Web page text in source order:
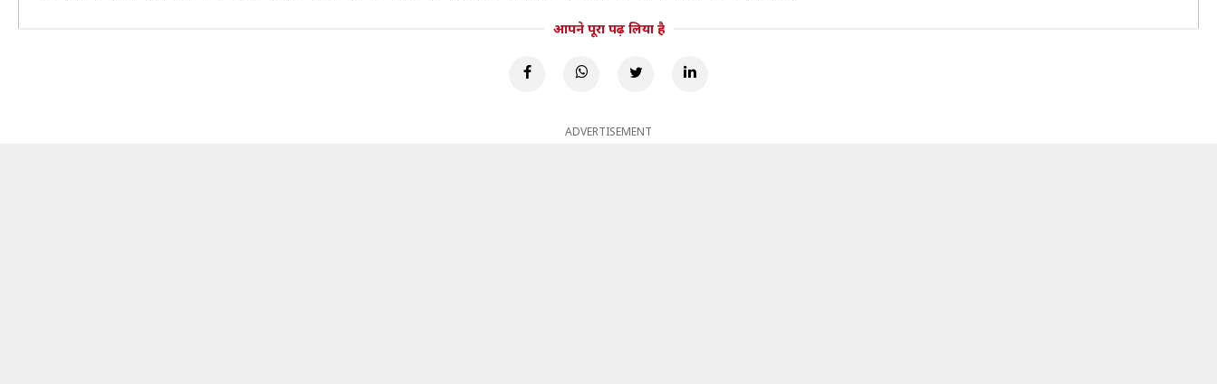
आपने पूरा पढ़ लिया है
ADVERTISEMENT